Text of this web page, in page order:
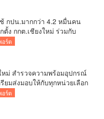
ช้ กปน.มากกว่า 4.2 หมื่นคน
ตั้ง กกต.เชียงใหม่ ร่วมกับ
างดง ตรวจความเรียบร้อย
อร์ต
หม่ สำรวจความพร้อมอุปกรณ์
รียมส่งมอบให้กับทุกหน่วยเลือก
งนี้
อร์ต